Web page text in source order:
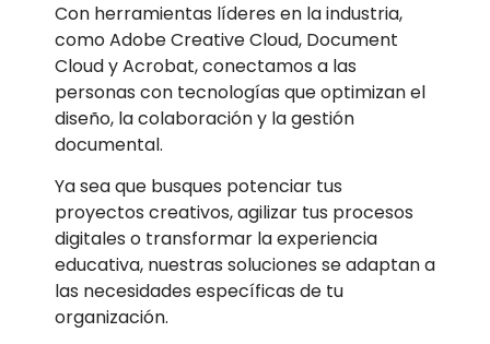
Con herramientas líderes en la industria,
como Adobe Creative Cloud, Document
Cloud y Acrobat, conectamos a las
personas con tecnologías que optimizan el
diseño, la colaboración y la gestión
documental.
Ya sea que busques potenciar tus
proyectos creativos, agilizar tus procesos
digitales o transformar la experiencia
educativa, nuestras soluciones se adaptan a
las necesidades específicas de tu
organización.